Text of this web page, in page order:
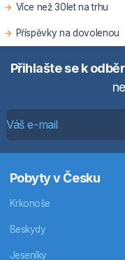
Více než 30let na trhu
Příspěvky na dovolenou
Přihlašte se k
Pobyty v Česku
Krkonoše
Beskydy
Jeseníky